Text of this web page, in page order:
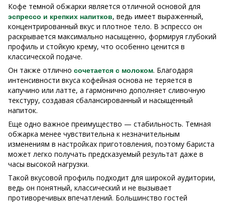
Кофе темной обжарки является отличной основой для
эспрессо и крепких напитков, ведь имеет выраженный,
концентрированный вкус и плотное тело. В эспрессо он
раскрывается максимально насыщенно, формируя глубокий
профиль и стойкую крему, что особенно ценится в
классической подаче.
Он также отлично сочетается с молоком. Благодаря
интенсивности вкуса кофейная основа не теряется в
капучино или латте, а гармонично дополняет сливочную
текстуру, создавая сбалансированный и насыщенный
напиток.
Еще одно важное преимущество — стабильность. Темная
обжарка менее чувствительна к незначительным
изменениям в настройках приготовления, поэтому бариста
может легко получать предсказуемый результат даже в
часы высокой нагрузки.
Такой вкусовой профиль подходит для широкой аудитории,
ведь он понятный, классический и не вызывает
противоречивых впечатлений. Большинство гостей